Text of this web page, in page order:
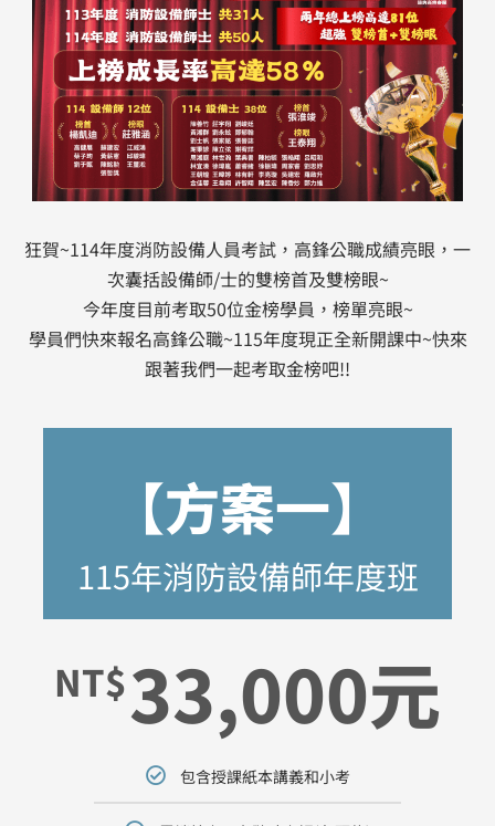
狂賀~114年度消防設備人員考試，高鋒公職成績亮眼，一
次囊括設備師/士的雙榜首及雙榜眼~
今年度目前考取50位金榜學員，榜單亮眼~
學員們快來報名高鋒公職~115年度現正全新開課中~快來
跟著我們一起考取金榜吧!!
【方案一】
115年消防設備師年度班
NT$33,000元
包含授課紙本講義和小考